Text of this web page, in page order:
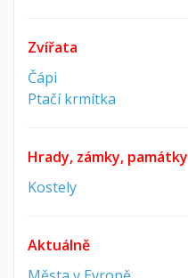
Zvířata
Čápi
Ptačí krmítka
Hrady, zámky, památky
Kostely
Aktuálně